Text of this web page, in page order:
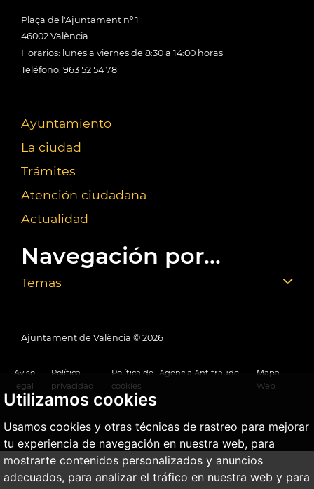
Utilizamos cookies
Usamos cookies y otras técnicas de rastreo para mejorar
tu experiencia de navegación en nuestra web, para
mostrarte contenidos personalizados y anuncios
adecuados, para analizar el tráfico en nuestra web y para
Plaça de l'Ajuntament nº 1
46002 València
Horarios: lunes a viernes de 8:30 a 14:00 horas
Teléfono: 963 52 54 78
Ayuntamiento
La ciudad
Trámites
Atención ciudadana
Actualidad
Navegación por...
Temas
Ajuntament de València © 2026
Aviso
legal
Política
privacidad
Política de
cookies
Agencia Antifraude
Mapa
Web